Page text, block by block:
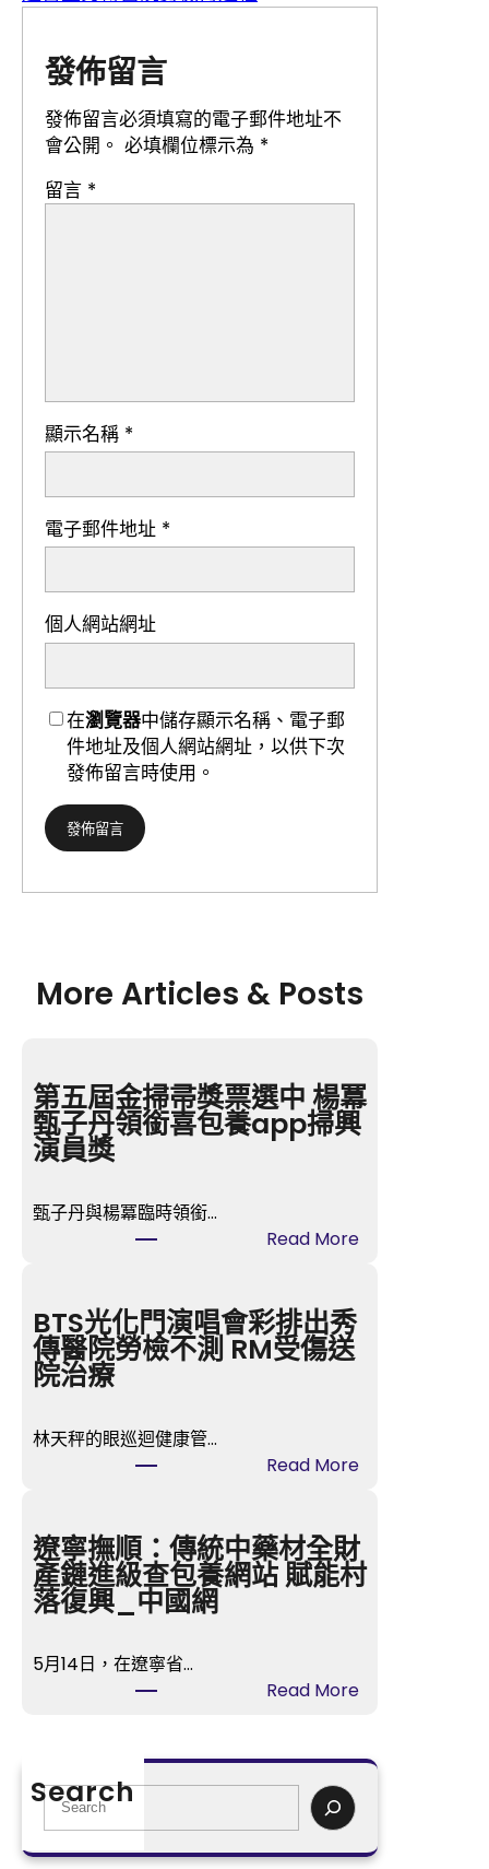
發佈留言
發佈留言必須填寫的電子郵件地址不
會公開。 必填欄位標示為 *
留言 *
顯示名稱 *
電子郵件地址 *
個人網站網址
在瀏覽器中儲存顯示名稱、電子郵
件地址及個人網站網址，以供下次
發佈留言時使用。
More Articles & Posts
第五屆金掃帚獎票選中 楊冪
甄子丹領銜喜包養app掃興
演員獎
甄子丹與楊冪臨時領銜…
Read More:
選
冪
甄
養
BTS光化門演唱會彩排出秀
傳醫院勞檢不測 RM受傷送
院治療
林天秤的眼巡迴健康管…
Read More:
S
光
化
會
排
醫
遼寧撫順：傳統中藥材全財
產鏈進級查包養網站 賦能村
落復興_中國網
5月14日，在遼寧省…
Read More:
撫
傳
Search
S
e
a